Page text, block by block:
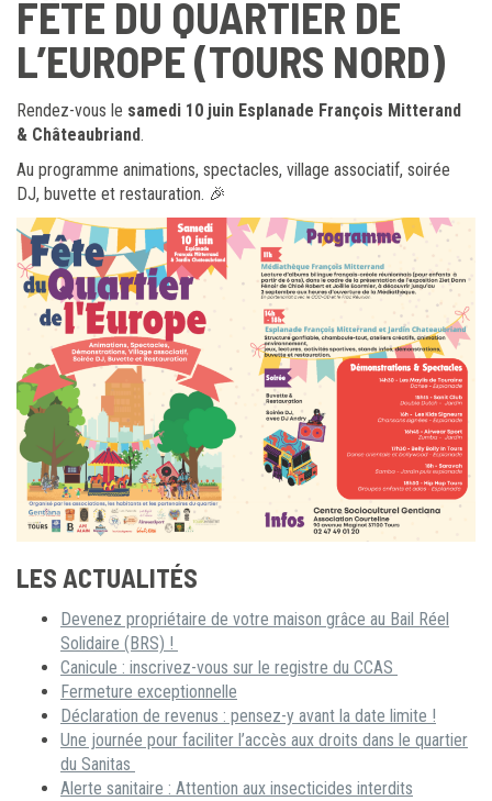
FÊTE DU QUARTIER DE
L’EUROPE (TOURS NORD)
Rendez-vous le samedi 10 juin Esplanade François Mitterand
& Châteaubriand.
Au programme animations, spectacles, village associatif, soirée
DJ, buvette et restauration. 🎉
LES ACTUALITÉS
Devenez propriétaire de votre maison grâce au Bail Réel
Solidaire (BRS) !
Canicule : inscrivez-vous sur le registre du CCAS
Fermeture exceptionnelle
Déclaration de revenus : pensez-y avant la date limite !
Une journée pour faciliter l’accès aux droits dans le quartier
du Sanitas
Alerte sanitaire : Attention aux insecticides interdits